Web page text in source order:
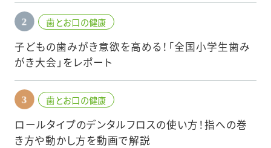
歯とお口の健康
子どもの歯みがき意欲を高める！「全国小学生歯み
がき大会」をレポート
歯とお口の健康
ロールタイプのデンタルフロスの使い方！指への巻
き方や動かし方を動画で解説